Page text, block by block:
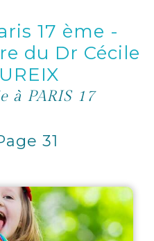
17 ème -
du Dr Cécile
à PARIS 17
31